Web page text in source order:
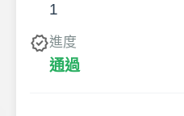
1
verified進度
通過